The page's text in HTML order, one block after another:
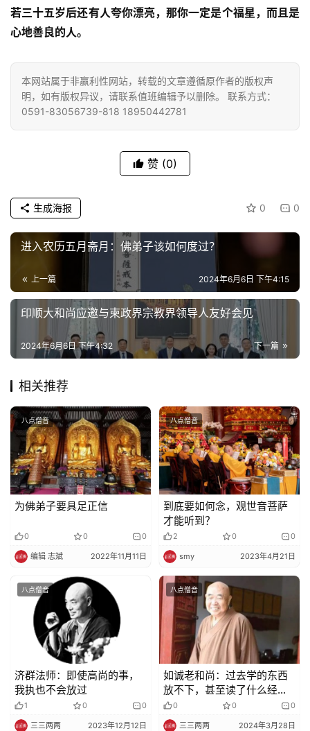
善
教
人
物
频
纪
录
教
术
政
策
法
规
免
声
明
登录 注册
若三十五岁后还有人夸你漂亮，那你一定是个福星，而且是
心地善良的人。
本网站属于非赢利性网站，转载的文章遵循原作者的版权声
明，如有版权异议，请联系值班编辑予以删除。 联系方式：
0591-83056739-818 18950442781
赞 (0)
0 0
生成海报
进入农历五月斋月：佛弟子该如何度过？
上一篇 2024年6月6日 下午4:15
印顺大和尚应邀与柬政界宗教界领导人友好会见
下一篇
2024年6月6日 下午4:32
相关推荐
八点僧音
为佛弟子要具足正信
0 0 0
编辑 志斌 2022年11月11日
八点僧音
到底要如何念，观世音菩萨
才能听到？
2 0 0
smy 2023年4月21日
八点僧音
济群法师：即使高尚的事，
我执也不会放过
1 0 0
三三两两 2023年12月12日
八点僧音
如诚老和尚：过去学的东西
放不下，甚至读了什么经放
不下，都是用功的一大所知
障
0 0 0
三三两两 2024年3月28日